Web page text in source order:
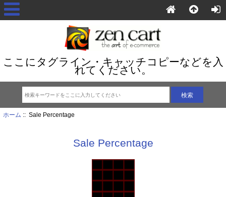
ここにタグライン・キャッチコピーなどを入
れてください。
ホーム :: Sale Percentage
Sale Percentage